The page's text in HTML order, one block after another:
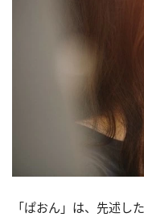
「ぱおん」は、先述し